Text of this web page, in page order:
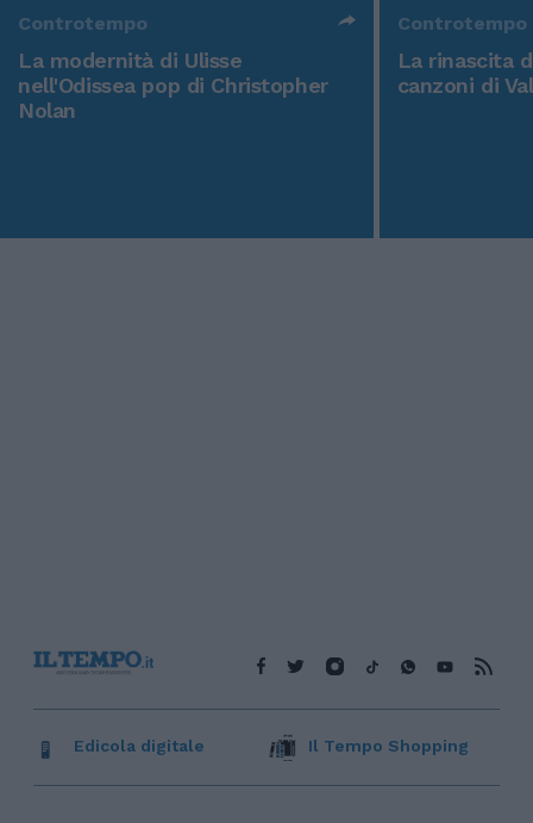
Controtempo
La modernità di Ulisse
nell'Odissea pop di Christopher
Nolan
Controtempo
La rinascita
canzoni di
Edicola digitale Il Tempo Shopping